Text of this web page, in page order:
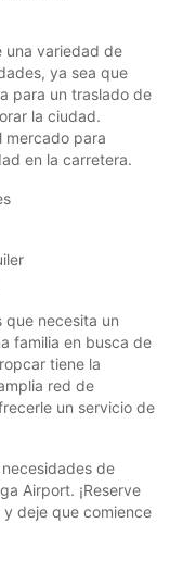
una variedad de
ya sea que
para un traslado de
la ciudad.
mercado para
en la carretera.
que necesita un
familia en busca de
tiene la
red de
un servicio de
de
Airport. ¡Reserve
deje que comience